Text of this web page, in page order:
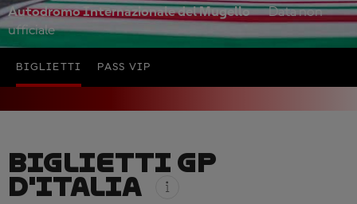
Autodromo Internazionale del Mugello
Data non
ufficiale
BIGLIETTI PASS VIP
BIGLIETTI GP
D'ITALIA